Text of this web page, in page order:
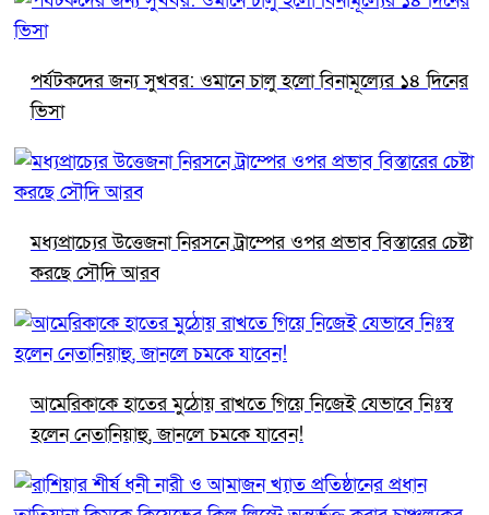
পর্যটকদের জন্য সুখবর: ওমানে চালু হলো বিনামূল্যের ১৪ দিনের
ভিসা
মধ্যপ্রাচ্যের উত্তেজনা নিরসনে ট্রাম্পের ওপর প্রভাব বিস্তারের চেষ্টা
করছে সৌদি আরব
আমেরিকাকে হাতের মুঠোয় রাখতে গিয়ে নিজেই যেভাবে নিঃস্ব
হলেন নেতানিয়াহু, জানলে চমকে যাবেন!